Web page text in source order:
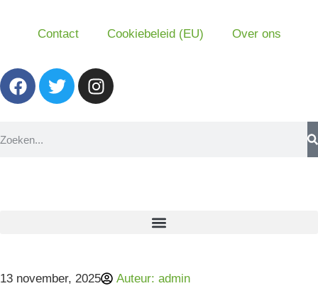
Contact Cookiebeleid (EU) Over ons
13 november, 2025 Auteur: admin